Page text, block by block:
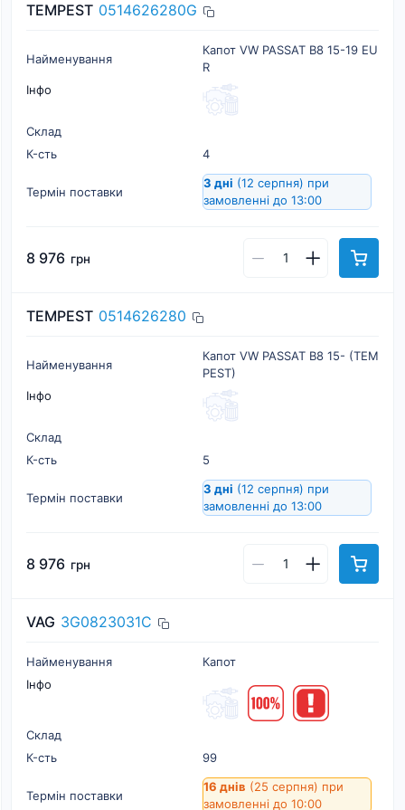
TEMPEST 0514626280G
Найменування
Капот VW PASSAT B8 15-19 EU
R
Інфо
Склад
К-cть
4
Термін поставки
3 дні (12 серпня) при
замовленні до 13:00
8 976 грн
TEMPEST 0514626280
Найменування
Капот VW PASSAT B8 15- (TEM
PEST)
Інфо
Склад
К-cть
5
Термін поставки
3 дні (12 серпня) при
замовленні до 13:00
8 976 грн
VAG 3G0823031C
Найменування
Капот
Інфо
Склад
К-cть
99
Термін поставки
16 днів (25 серпня) при
замовленні до 10:00